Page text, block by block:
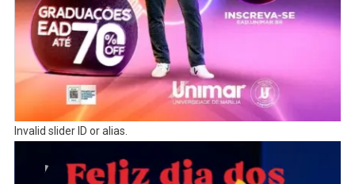
Invalid slider ID or alias.